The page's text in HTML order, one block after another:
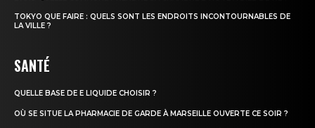
TOKYO QUE FAIRE : QUELS SONT LES ENDROITS INCONTOURNABLES DE
LA VILLE ?
SANTÉ
QUELLE BASE DE E LIQUIDE CHOISIR ?
OÙ SE SITUE LA PHARMACIE DE GARDE À MARSEILLE OUVERTE CE SOIR ?